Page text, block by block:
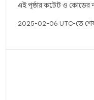
এই পৃষ্ঠার কন্টেন্ট ও কোডের
2025-02-06 UTC-তে